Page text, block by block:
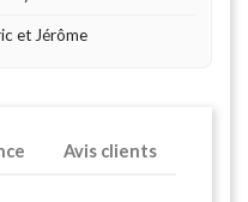
et Jérôme
Avis clients